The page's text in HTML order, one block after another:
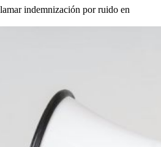
indemnización por ruido en